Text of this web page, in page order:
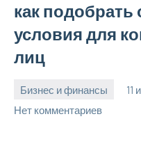
как
условия для
лиц
Бизнес и финансы 11
Нет комментариев